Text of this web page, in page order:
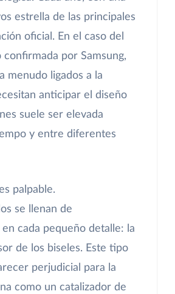
estrella de las principales
oficial. En el caso del
por Samsung,
menudo ligados a la
anticipar el diseño
suele ser elevada
y entre diferentes
palpable.
se llenan de
cada pequeño detalle: la
de los biseles. Este tipo
perjudicial para la
como un catalizador de